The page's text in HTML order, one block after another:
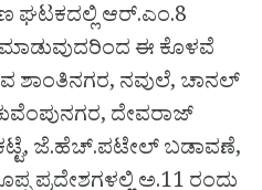
ಘಟಕದಲ್ಲಿ ಆರ್.ಎಂ.8
ಈ ಕೊಳವೆ
ಶಾಂತಿನಗರ, ನವುಲೆ, ಚಾನಲ್
ದೇವರಾಜ್
ಜೆ.ಹೆಚ್.ಪಟೇಲ್ ಬಡಾವಣೆ,